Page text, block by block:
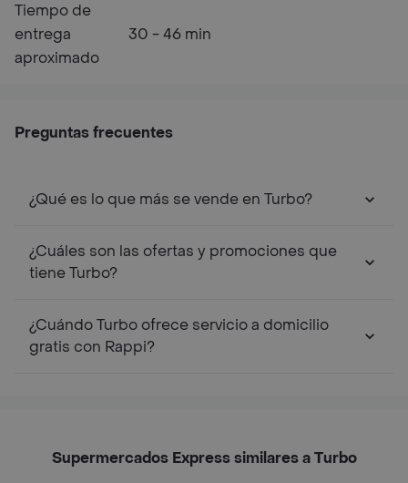
Tiempo de
entrega
aproximado
30 - 46 min
Preguntas frecuentes
¿Qué es lo que más se vende en Turbo?
¿Cuáles son las ofertas y promociones que
tiene Turbo?
¿Cuándo Turbo ofrece servicio a domicilio
gratis con Rappi?
Supermercados Express similares a Turbo